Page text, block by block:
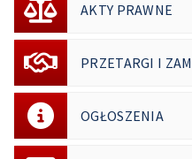
AKTY PRAWNE
PRZETARGI I
OGŁOSZENIA